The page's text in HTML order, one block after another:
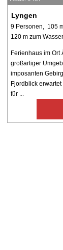
Lyngen
9 Personen, 105
120 m zum Wasser.
Ferienhaus im Ort
großartiger
imposanten
Fjordblick
für ...